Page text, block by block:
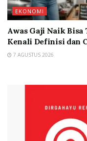
EKONOMI
Awas Gaji Naik
Kenali Definisi dan
7 AGUSTUS 2026